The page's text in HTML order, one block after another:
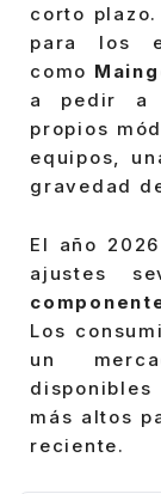
corto
para los
como
a pedir a
propios
equipos,
gravedad
El año
ajustes
Los
un
más altos
reciente.